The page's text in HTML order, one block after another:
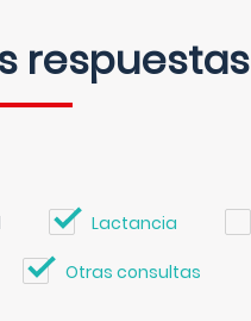
respuestas
Lactancia
Otras consultas